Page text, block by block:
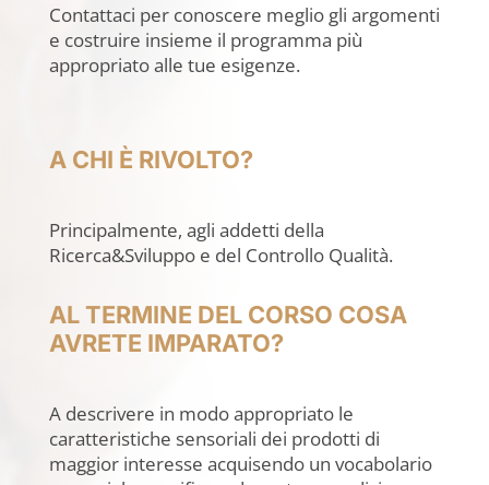
Contattaci per conoscere meglio gli argomenti
e costruire insieme il programma più
appropriato alle tue esigenze.
A CHI È RIVOLTO?
Principalmente, agli addetti della
Ricerca&Sviluppo e del Controllo Qualità.
AL TERMINE DEL CORSO COSA
AVRETE IMPARATO?
A descrivere in modo appropriato le
caratteristiche sensoriali dei prodotti di
maggior interesse acquisendo un vocabolario